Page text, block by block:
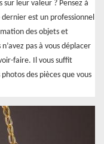
sur leur valeur ? Pensez à
est un professionnel
des objets et
pas à vous déplacer
faire. Il vous suffit
des pièces que vous